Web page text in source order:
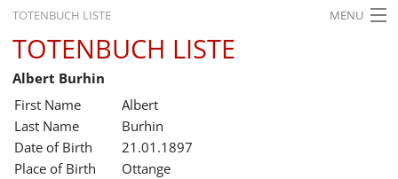
TOTENBUCH LISTE MENU
STARTSEITE
AUSSTELLUNGEN
GESCHICHTE
BILDUNG
TOTENBUCH LISTE
Albert Burhin
First Name
Albert
Last Name
Burhin
Date of Birth
21.01.1897
Place of Birth
Ottange